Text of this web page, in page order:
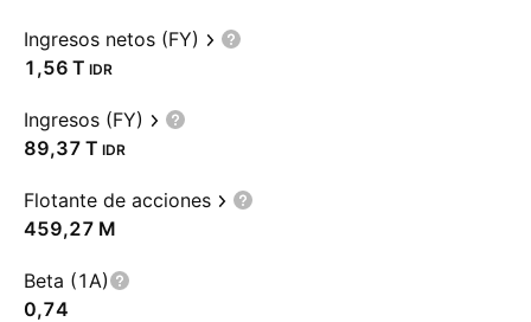
Ingresos netos (FY)
‪1,56 T‬ IDR
Ingresos (FY)
‪89,37 T‬ IDR
Flotante de acciones
‪459,27 M‬
Beta (1A)
0,74